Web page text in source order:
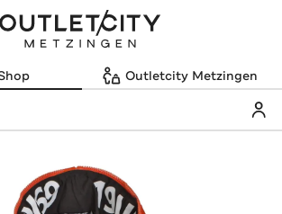
Outletcity Metzingen